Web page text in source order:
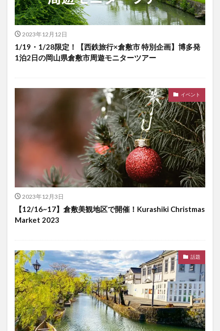
2023年12月12日
1/19・1/28限定！【西鉄旅行×倉敷市 特別企画】博多発
1泊2日の岡山県倉敷市周遊モニターツアー
イベント
2023年12月3日
【12/16~17】倉敷美観地区で開催！Kurashiki Christmas
Market 2023
話題